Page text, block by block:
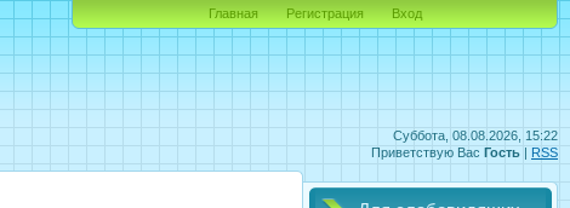
Суббота, 08.08.2026, 15:22
Приветствую Вас Гость | RSS
Главная Регистрация Вход